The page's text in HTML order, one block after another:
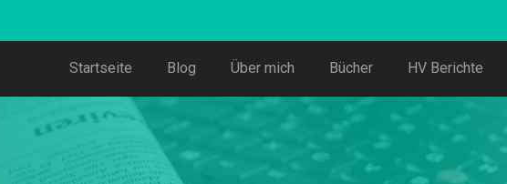
Startseite Blog Über mich Bücher HV Berichte